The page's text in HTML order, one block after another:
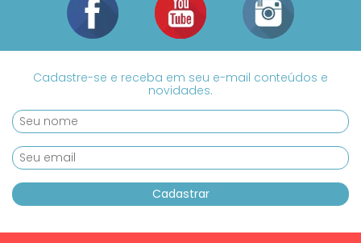
Cadastre-se e receba em seu e-mail conteúdos e
novidades.